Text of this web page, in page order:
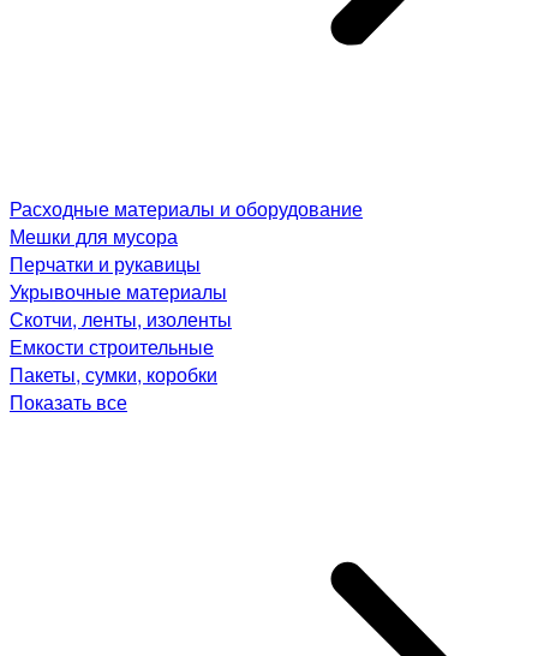
Расходные материалы и оборудование
Мешки для мусора
Перчатки и рукавицы
Укрывочные материалы
Скотчи, ленты, изоленты
Емкости строительные
Пакеты, сумки, коробки
Показать все